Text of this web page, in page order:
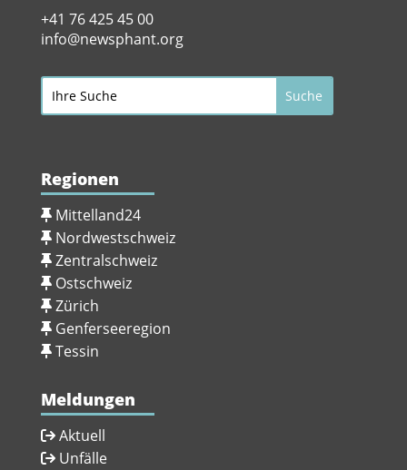
+41 76 425 45 00
info@newsphant.org
Regionen
Mittelland24
Nordwestschweiz
Zentralschweiz
Ostschweiz
Zürich
Genferseeregion
Tessin
Meldungen
Aktuell
Unfälle